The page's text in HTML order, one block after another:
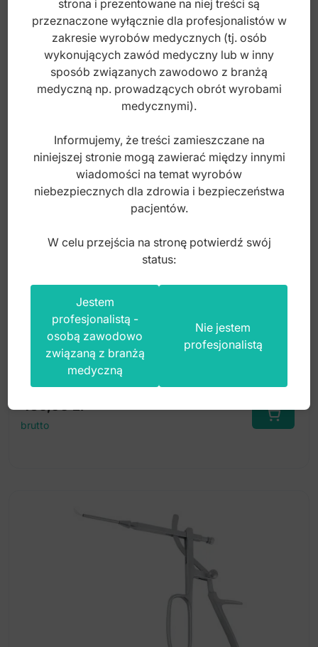
240,00zł
brutto
Pętla Brunings do usuwania migdałków z
zapadką 280mm
Index: 42-218-29
450,00zł
brutto
strona i prezentowane na niej treści są
przeznaczone wyłącznie dla profesjonalistów w
zakresie wyrobów medycznych (tj. osób
wykonujących zawód medyczny lub w inny
sposób związanych zawodowo z branżą
medyczną np. prowadzących obrót wyrobami
medycznymi).
Informujemy, że treści zamieszczane na
niniejszej stronie mogą zawierać między innymi
wiadomości na temat wyrobów
niebezpiecznych dla zdrowia i bezpieczeństwa
pacjentów.
W celu przejścia na stronę potwierdź swój
status:
Jestem
profesjonalistą -
osobą zawodowo
związaną z branżą
medyczną
Nie jestem
profesjonalistą